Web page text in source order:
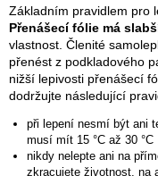
Základním pravidlem pro
Přenášecí fólie má
vlastnost. Členité
přenést z podkladového
nižší lepivosti přenášecí
dodržujte následující
při lepení nesmí být ani
musí mít 15 °C až 30 °C
nikdy nelepte ani na
zkracujete životnost, na